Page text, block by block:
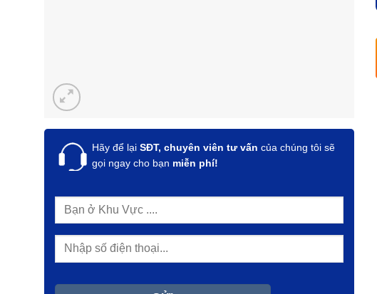
Hãy để lại SĐT, chuyên viên tư vấn của chúng tôi sẽ
gọi ngay cho bạn miễn phí!